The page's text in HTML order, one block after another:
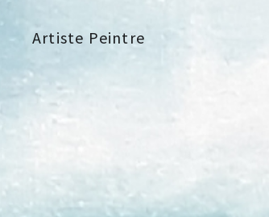
Artiste Peintre